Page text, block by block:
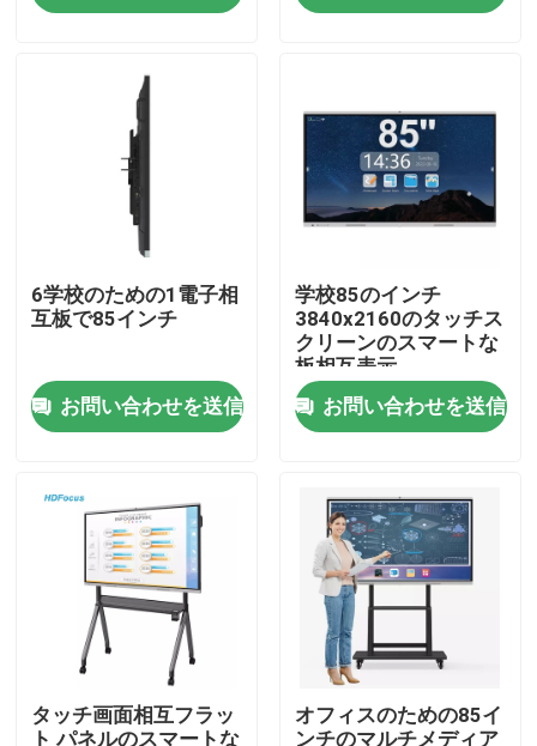
プロダクト
私達について
工場旅行
接触米国
引用を要求しなさい
相互スマートな板
55インチのスマートな板
65インチのスマートな板
6学校のための1電子相
互板で85インチ
お問い合わせを送信
学校85のインチ
3840x2160のタッチス
クリーンのスマートな
板相互表示
お問い合わせを送信
タッチ画面相互フラッ
ト パネルのスマートな
オフィスのための85イ
ンチのマルチメディア